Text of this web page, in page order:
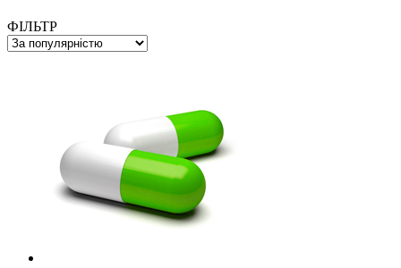
ФІЛЬТР